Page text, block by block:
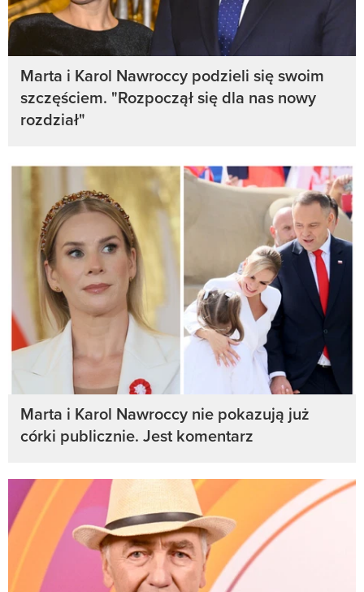
Marta i Karol Nawroccy podzieli się swoim
szczęściem. "Rozpoczął się dla nas nowy
rozdział"
Marta i Karol Nawroccy nie pokazują już
córki publicznie. Jest komentarz